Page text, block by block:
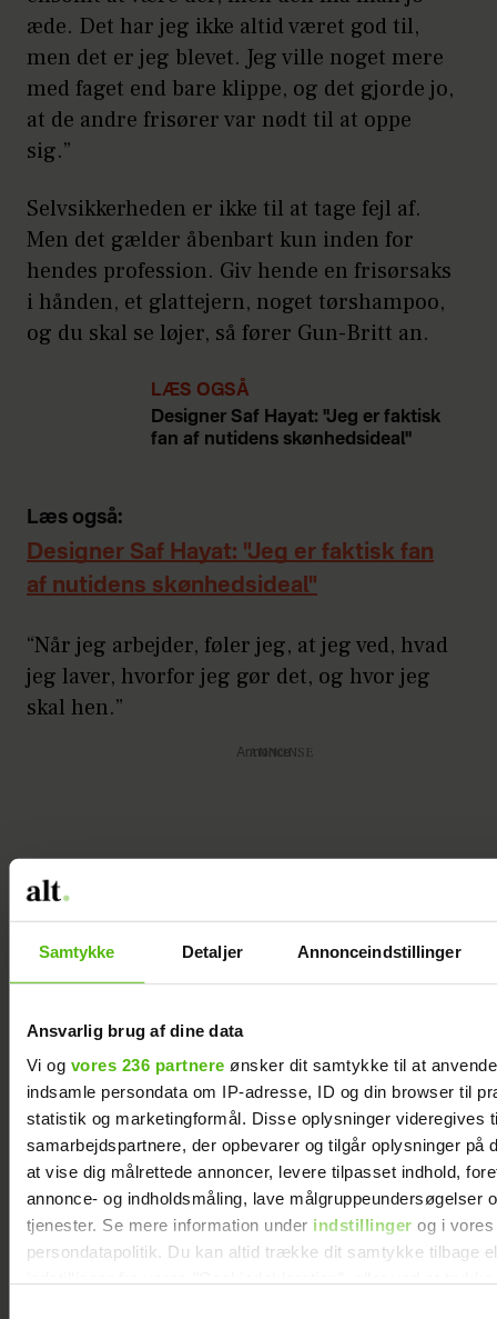
Samtykke Detaljer Annonceindstillinger
Ansvarlig brug af dine data
Vi og vores 236 partnere ønsker dit samtykke til at
indsamle persondata om IP-adresse, ID og din browser til
statistik og marketingformål. Disse oplysninger videregives
samarbejdspartnere, der opbevarer og tilgår oplysninger på
at vise dig målrettede annoncer, levere tilpasset indhold,
annonce- og indholdsmåling, lave målgruppeundersøgelser
tjenester. Se mere information under indstillinger og i vores
persondatapolitik. Du kan altid trække dit samtykke tilbage
æde. Det har jeg ikke altid været god til,
men det er jeg blevet. Jeg ville noget mere
med faget end bare klippe, og det gjorde jo,
at de andre frisører var nødt til at oppe
sig.”
Selvsikkerheden er ikke til at tage fejl af.
Men det gælder åbenbart kun inden for
hendes profession. Giv hende en frisørsaks
i hånden, et glattejern, noget tørshampoo,
og du skal se løjer, så fører Gun-Britt an.
LÆS OGSÅ
Designer Saf Hayat: "Jeg er faktisk
fan af nutidens skønhedsideal"
Læs også:
Designer Saf Hayat: "Jeg er faktisk fan
af nutidens skønhedsideal"
“Når jeg arbejder, føler jeg, at jeg ved, hvad
jeg laver, hvorfor jeg gør det, og hvor jeg
skal hen.”
Annonce
Men når Gun-Britt træder ud ad salonen,
Hun kan godt have lidt svært ved at gå til
fest, for hvad skal hun sige, hvad skal hun
gøre af sig selv? Hun kommer til at sige ja,
ligesom alle andre, men heldigvis er hun
med årene blevet bedre til at sige nej.
“Jeg behøver ikke at stille op til det hele.”
Hvorfor vil du gerne være fri?